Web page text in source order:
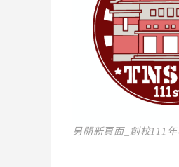
另開新頁面_創校111